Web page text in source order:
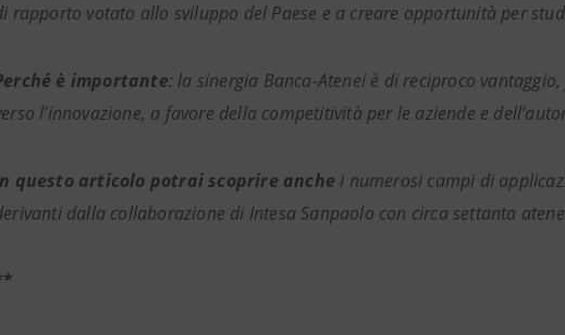
rapporto votato allo sviluppo del Paese e a creare opportunità per
è importante: la sinergia Banca-Atenei è di reciproco
l’innovazione, a favore della competitività per le aziende e
questo articolo potrai scoprire anche i numerosi campi di
dalla collaborazione di Intesa Sanpaolo con circa settanta